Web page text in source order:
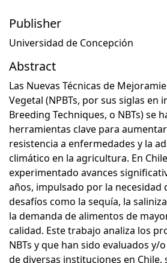
Publisher
Universidad de Concepción
Abstract
Las Nuevas Técnicas de
Vegetal (NPBTs, por sus siglas en
Breeding Techniques, o NBTs) se
herramientas clave para
resistencia a enfermedades y la
climático en la agricultura. En
experimentado avances
años, impulsado por la necesidad
desafíos como la sequía, la
la demanda de alimentos de
calidad. Este trabajo analiza los
NBTs y que han sido evaluados y/
de diversas instituciones en Chile,